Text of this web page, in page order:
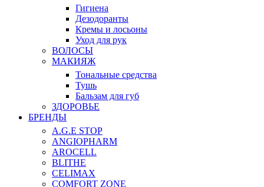
Гигиена
Дезодоранты
Кремы и лосьоны
Уход для рук
ВОЛОСЫ
МАКИЯЖ
Тональные средства
Тушь
Бальзам для губ
ЗДОРОВЬЕ
БРЕНДЫ
A.G.E STOP
ANGIOPHARM
AROCELL
BLITHE
CELIMAX
COMFORT ZONE